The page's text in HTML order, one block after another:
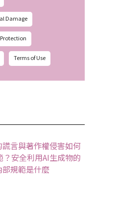
Damage
Terms of Use
謊言與著作權侵害如何
？安全利用AI生成物的
部規範是什麼